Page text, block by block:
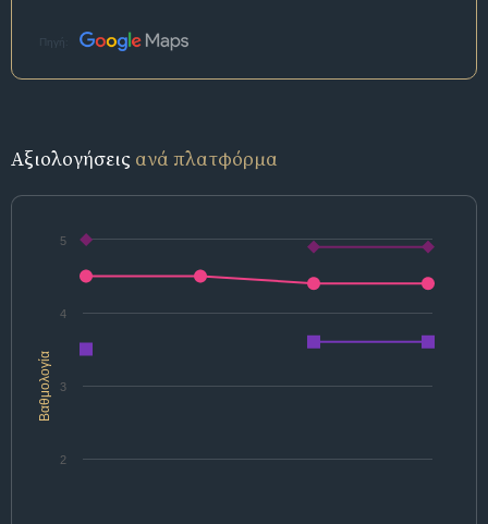
Πηγή:
Αξιολογήσεις ανά πλατφόρμα
Βαθμολογία
2
3
4
5